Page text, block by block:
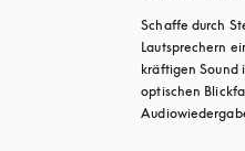
Schaffe durch
Lautsprechern
kräftigen Sound
optischen